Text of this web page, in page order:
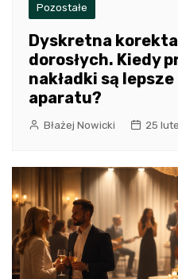
Pozostałe
Dyskretna
dorosłych. Kiedy
nakładki są
aparatu?
Błażej Nowicki 25